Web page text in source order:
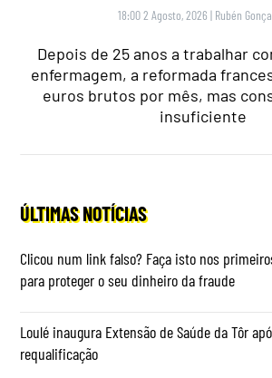
18:00 2 Agosto, 2026 | Rubén
Depois de 25 anos a trabalhar
enfermagem, a reformada
euros brutos por mês, mas
insuficiente
ÚLTIMAS NOTÍCIAS
Clicou num link falso? Faça isto nos
para proteger o seu dinheiro da fraude
Loulé inaugura Extensão de Saúde da Tôr
requalificação